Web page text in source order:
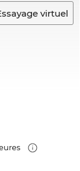
virtuel